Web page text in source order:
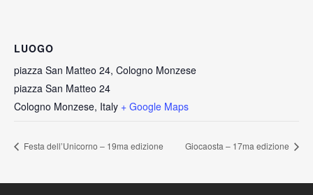
LUOGO
piazza San Matteo 24, Cologno Monzese
piazza San Matteo 24
Cologno Monzese, Italy + Google Maps
Festa dell’Unicorno – 19ma edizione Giocaosta – 17ma edizione